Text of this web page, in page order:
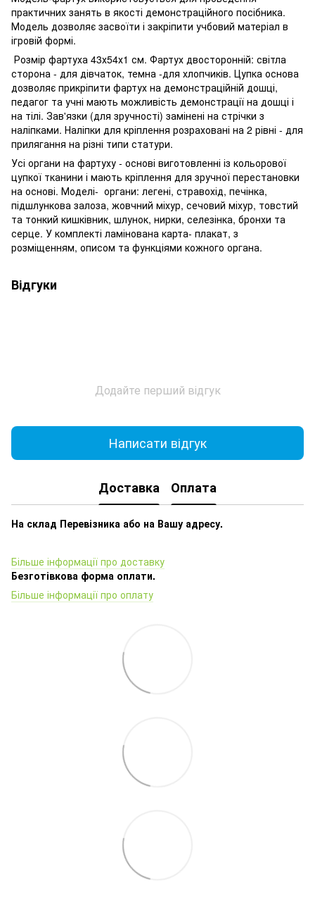
практичних занять в якості демонстраційного посібника.
Модель дозволяє засвоїти і закріпити учбовий матеріал в
ігровій формі.
Розмір фартуха 43х54х1 см. Фартух двосторонній: світла
сторона - для дівчаток, темна -для хлопчиків. Цупка основа
дозволяє прикріпити фартух на демонстраційній дошці,
педагог та учні мають можливість демонстрації на дошці і
на тілі. Зав'язки (для зручності) замінені на стрічки з
наліпками. Наліпки для кріплення розраховані на 2 рівні - для
прилягання на різні типи статури.
Усі органи на фартуху - основі виготовленні із кольорової
цупкої тканини і мають кріплення для зручної перестановки
на основі. Моделі- органи: легені, стравохід, печінка,
підшлункова залоза, жовчний міхур, сечовий міхур, товстий
та тонкий кишківник, шлунок, нирки, селезінка, бронхи та
серце. У комплекті ламінована карта- плакат, з
розміщенням, описом та функціями кожного органа.
Відгуки
Додайте перший відгук
Написати відгук
Доставка Оплата
На склад Перевізника або на Вашу адресу.
Більше інформації про доставку
Безготівкова форма оплати.
Більше інформації про оплату